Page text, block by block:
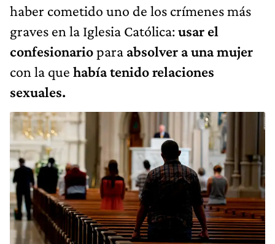
haber cometido uno de los crímenes más
graves en la Iglesia Católica:usar el
confesionariopara absolver a una mujer
con la que había tenido relaciones
sexuales.